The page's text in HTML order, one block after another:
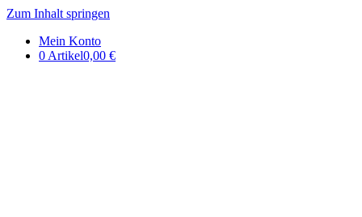
DE | Auerbachs Keller
Onlineshop
Zum Inhalt springen
Mein Konto
0 Artikel0,00 €